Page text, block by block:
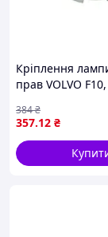
Кріплення
прав VOLVO
08.00 DT SPARE
2.24705
357.12 ₴
384₴